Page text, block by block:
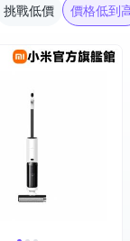
挑戰低價 價格低到